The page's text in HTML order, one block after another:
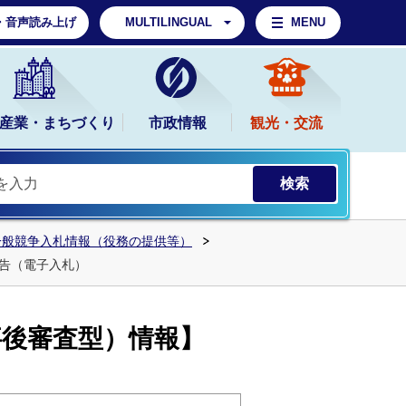
音声読み上げ MULTILINGUAL MENU
業・まちづくり 市政情報 観光・交流
競争入札情報（役務の提供等）
電子入札）
後審査型）情報】